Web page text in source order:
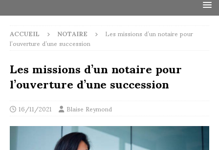
ACCUEIL NOTAIRE Les missions d’un notaire pour
l’ouverture d’une succession
Les missions d’un notaire pour
l’ouverture d’une succession
16/11/2021 Blaise Reymond